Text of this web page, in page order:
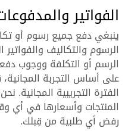
الفواتير
ينبغي دفع جميع رسوم أو
الرسوم والتكاليف
الرسم أو التكلفة ووجوب
على أساس التجربة
الفترة التجريبية المجانية.
المنتجات وأسعارها في أي
رفض أي طلبية من قِبلك.